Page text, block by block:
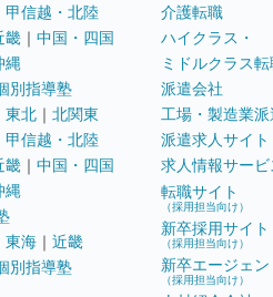
甲信越・北陸
畿 ｜ 中国・四国
縄
別指導塾
東北 ｜ 北関東
甲信越・北陸
畿 ｜ 中国・四国
縄
東海 ｜ 近畿
別指導塾
介護転職
ハイクラス・
ミドルクラス転
派遣会社
工場・製造業派
派遣求人サイト
求人情報サービ
転職サイト
（採用担当向け）
新卒採用サイト
（採用担当向け）
新卒エージェン
（採用担当向け）